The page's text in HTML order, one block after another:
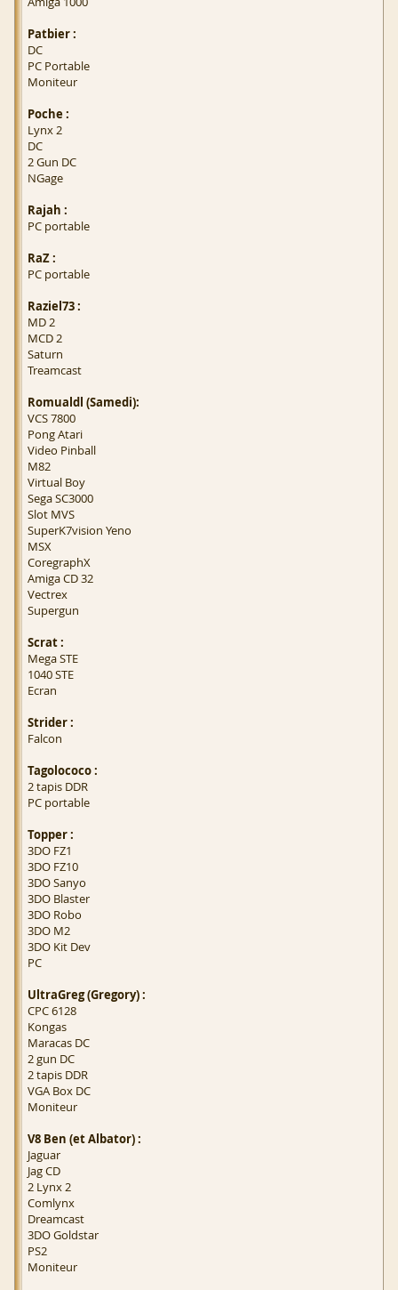
Patbier :
DC
PC Portable
Moniteur
Poche :
Lynx 2
DC
2 Gun DC
NGage
Rajah :
PC portable
RaZ :
PC portable
Raziel73 :
MD 2
MCD 2
Saturn
Treamcast
Romualdl (Samedi):
VCS 7800
Pong Atari
Video Pinball
M82
Virtual Boy
Sega SC3000
Slot MVS
SuperK7vision Yeno
MSX
CoregraphX
Amiga CD 32
Vectrex
Supergun
Scrat :
Mega STE
1040 STE
Ecran
Strider :
Falcon
Tagolococo :
2 tapis DDR
PC portable
Topper :
3DO FZ1
3DO FZ10
3DO Sanyo
3DO Blaster
3DO Robo
3DO M2
3DO Kit Dev
PC
UltraGreg (Gregory) :
CPC 6128
Kongas
Maracas DC
2 gun DC
2 tapis DDR
VGA Box DC
Moniteur
V8 Ben (et Albator) :
Jaguar
Jag CD
2 Lynx 2
Comlynx
Dreamcast
3DO Goldstar
PS2
Moniteur